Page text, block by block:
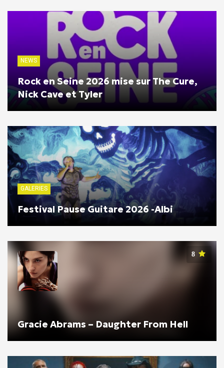
NEWS
Rock en Seine 2026 mise sur The Cure,
Nick Cave et Tyler
GALERIES
Festival Pause Guitare 2026 -Albi
8
Gracie Abrams – Daughter From Hell